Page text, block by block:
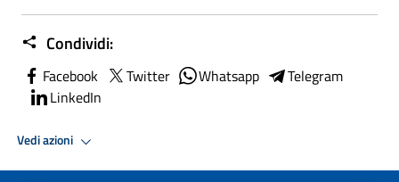
Condividi:
Facebook Twitter Whatsapp
Telegram
LinkedIn
Vedi azioni